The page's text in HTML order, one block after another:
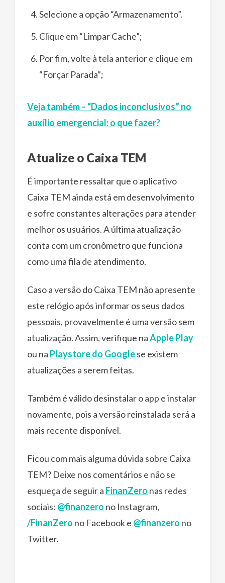
Selecione a opção “Armazenamento”.
Clique em “Limpar Cache”;
Por fim, volte à tela anterior e clique em
“Forçar Parada”;
Veja também – “Dados inconclusivos” no
auxílio emergencial: o que fazer?
Atualize o Caixa TEM
É importante ressaltar que o aplicativo
Caixa TEM ainda está em desenvolvimento
e sofre constantes alterações para atender
melhor os usuários. A última atualização
conta com um cronômetro que funciona
como uma fila de atendimento.
Caso a versão do Caixa TEM não apresente
este relógio após informar os seus dados
pessoais, provavelmente é uma versão sem
atualização. Assim, verifique naApple Play
ou na Playstore do Googlese existem
atualizações a serem feitas.
Também é válido desinstalar o app e instalar
novamente, pois a versão reinstalada será a
mais recente disponível.
Ficou com mais alguma dúvida sobre Caixa
TEM? Deixe nos comentários e não se
esqueça de seguir a FinanZero nas redes
sociais: @finanzero no Instagram,
/FinanZero no Facebook e @finanzero no
Twitter.